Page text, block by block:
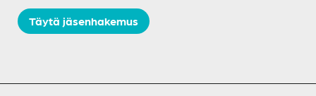
Täytä jäsenhakemus